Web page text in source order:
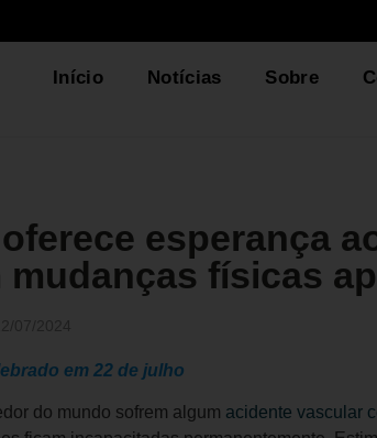
Início Notícias Sobre
esperança
físicas
em 22 de julho
do mundo sofrem algum acidente vascular